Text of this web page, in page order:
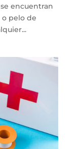
encuentran
pelo de